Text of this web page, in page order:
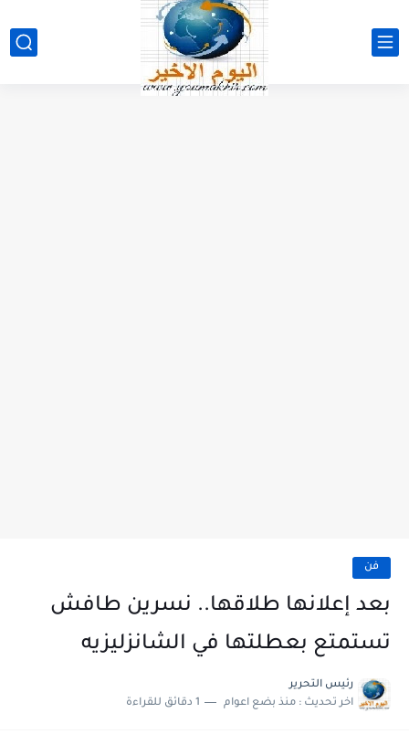
فن
بعد إعلانها طلاقها.. نسرين طافش
تستمتع بعطلتها في الشانزليزيه
رئيس التحرير
اخر تحديث : منذ بضع اعوام 1 دقائق للقراءة